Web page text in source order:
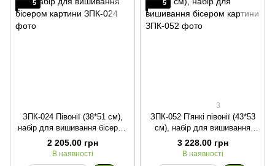
5
ЗПК-024 Півонії (38*51 см),
набір для вишивання бісером
картини
2 205.00 грн
В наявності
5
3
ЗПК-052 П'янкі півонії (43*53
см), набір для вишивання
бісером картини
3 228.00 грн
В наявності